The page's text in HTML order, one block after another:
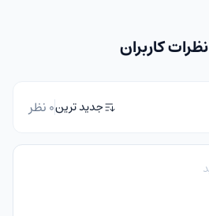
نظرات کاربران
جدید ترین0 نظر